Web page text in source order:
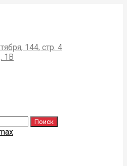
144, стр. 4
1В
Поиск